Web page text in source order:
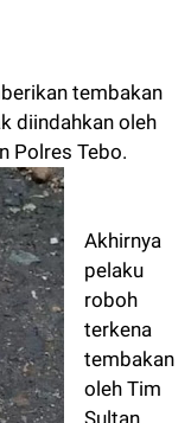
tembakan
diindahkan oleh
Polres Tebo.
Akhirnya
pelaku
roboh
terkena
tembakan
oleh Tim
Sultan